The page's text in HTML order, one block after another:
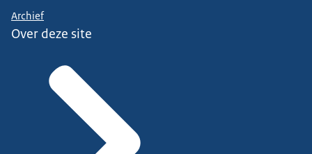
Archief
Over deze site